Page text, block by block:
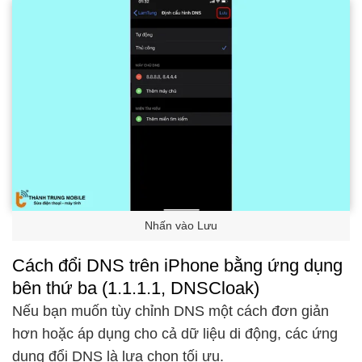
Nhấn vào Lưu
Cách đổi DNS trên iPhone bằng ứng dụng
bên thứ ba (1.1.1.1, DNSCloak)
Nếu bạn muốn tùy chỉnh DNS một cách đơn giản
hơn hoặc áp dụng cho cả dữ liệu di động, các ứng
dụng đổi DNS là lựa chọn tối ưu.